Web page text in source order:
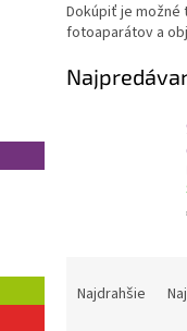
Dokúpiť je
fotoaparátov a
Najdrahšie